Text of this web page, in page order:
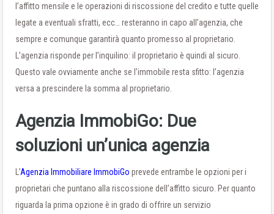
l’affitto mensile e le operazioni di riscossione del credito e tutte quelle
legate a eventuali sfratti, ecc… resteranno in capo all’agenzia, che
sempre e comunque garantirà quanto promesso al proprietario.
L’agenzia risponde per l’inquilino: il proprietario è quindi al sicuro.
Questo vale ovviamente anche se l’immobile resta sfitto: l’agenzia
versa a prescindere la somma al proprietario.
Agenzia ImmobiGo: Due
soluzioni un’unica agenzia
L’Agenzia Immobiliare ImmobiGo prevede entrambe le opzioni per i
proprietari che puntano alla riscossione dell’affitto sicuro. Per quanto
riguarda la prima opzione è in grado di offrire un servizio